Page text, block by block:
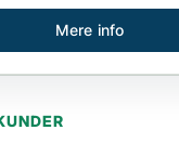
Mere info